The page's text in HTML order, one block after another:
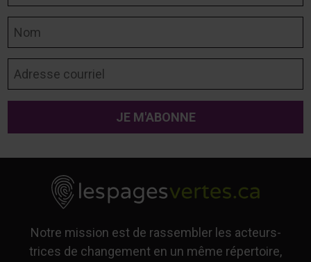
Notre mission est de rassembler les acteurs-
trices de changement en un même répertoire,